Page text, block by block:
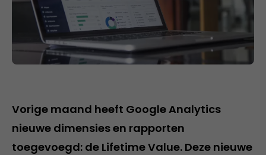
Vorige maand heeft Google Analytics
nieuwe dimensies en rapporten
toegevoegd: de Lifetime Value. Deze nieuwe